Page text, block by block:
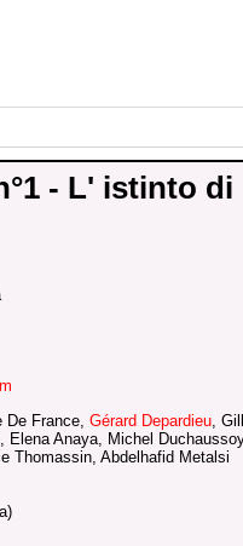
- L' istinto di
De France, Gérard Depardieu,
Elena Anaya, Michel
Thomassin, Abdelhafid Metalsi